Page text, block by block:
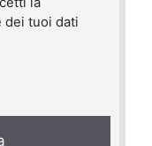
dei tuoi dati